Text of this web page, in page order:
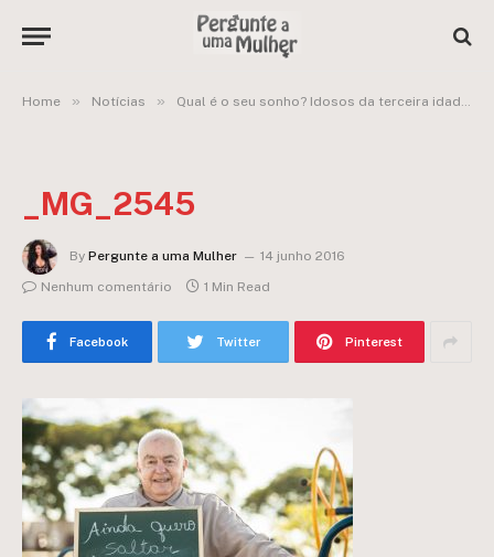
Home » Notícias » Qual é o seu sonho? Idosos da terceira idade respondem!
_MG_2545
By Pergunte a uma Mulher
14 junho 2016
Nenhum comentário
1 Min Read
Facebook Twitter Pinterest